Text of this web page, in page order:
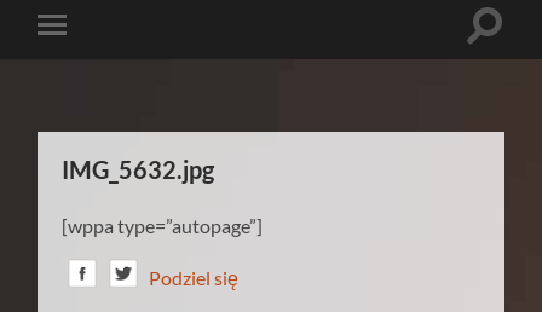
Toggle
Toggle
IMG_5632.jpg
[wppa type=”autopage”]
Podziel się